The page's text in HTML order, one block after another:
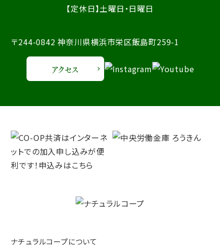
【定休日】土曜日・日曜日
〒244-0842 神奈川県横浜市栄区飯島町259-1
アクセス
ナチュラルコープについて